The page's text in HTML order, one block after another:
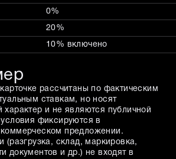
0%
20%
10% включено
рассчитаны по фактическим
ставкам, но носят
характер и не являются публичной
фиксируются в
предложении.
(разгрузка, склад, маркировка,
документов и др.) не входят в